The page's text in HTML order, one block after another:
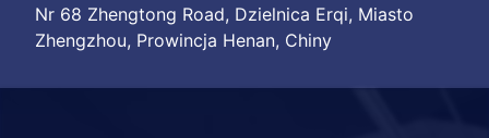
Nr 68 Zhengtong Road, Dzielnica Erqi, Miasto
Zhengzhou, Prowincja Henan, Chiny